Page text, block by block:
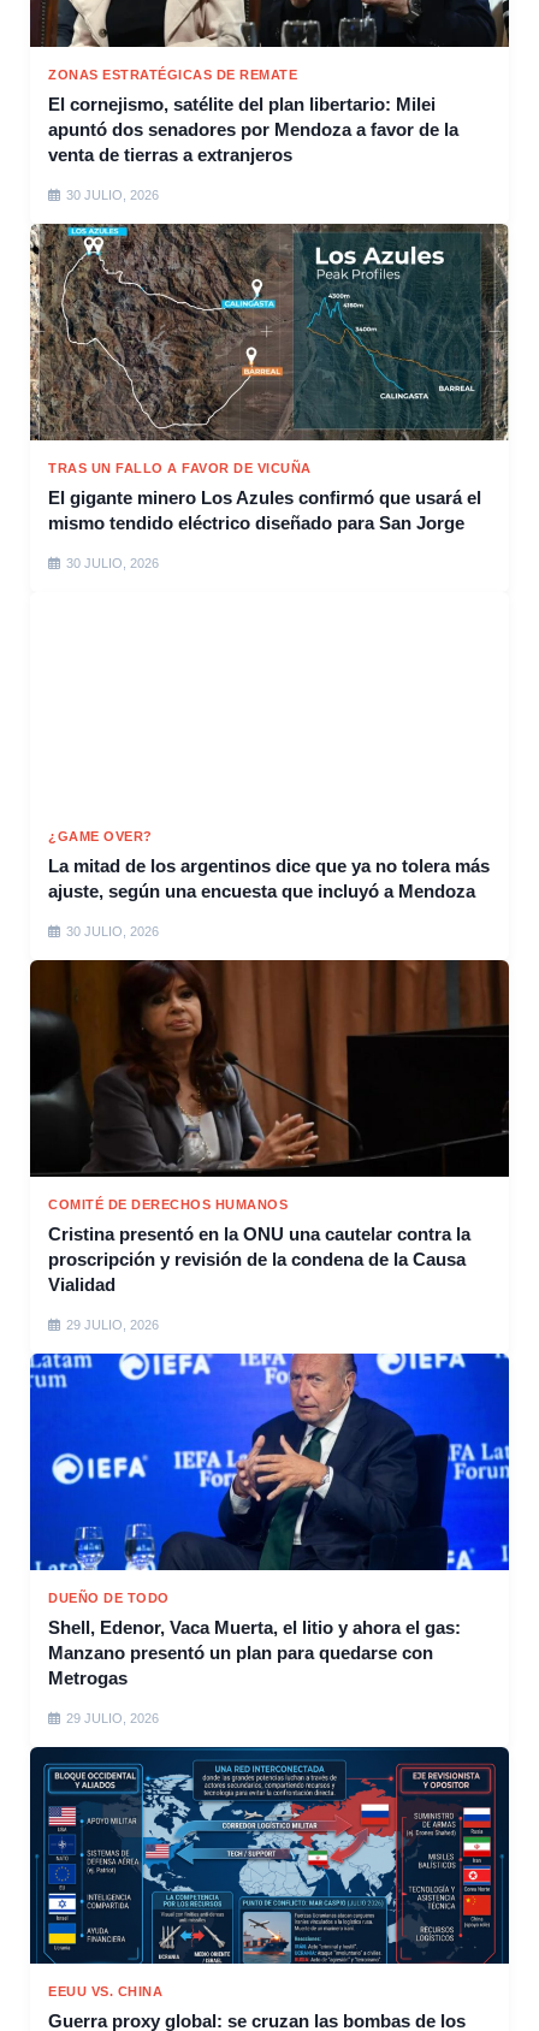
ZONAS ESTRATÉGICAS DE REMATE
El cornejismo, satélite del plan libertario: Milei
apuntó dos senadores por Mendoza a favor de la
venta de tierras a extranjeros
30 JULIO, 2026
TRAS UN FALLO A FAVOR DE VICUÑA
El gigante minero Los Azules confirmó que usará el
mismo tendido eléctrico diseñado para San Jorge
30 JULIO, 2026
¿GAME OVER?
La mitad de los argentinos dice que ya no tolera más
ajuste, según una encuesta que incluyó a Mendoza
30 JULIO, 2026
COMITÉ DE DERECHOS HUMANOS
Cristina presentó en la ONU una cautelar contra la
proscripción y revisión de la condena de la Causa
Vialidad
29 JULIO, 2026
DUEÑO DE TODO
Shell, Edenor, Vaca Muerta, el litio y ahora el gas:
Manzano presentó un plan para quedarse con
Metrogas
29 JULIO, 2026
EEUU VS. CHINA
Guerra proxy global: se cruzan las bombas de los